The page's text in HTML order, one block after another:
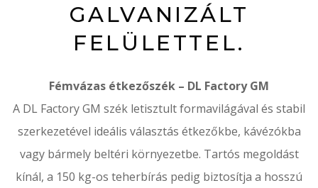
GALVANIZÁLT
FELÜLETTEL.
Fémvázas étkezőszék – DL Factory GM
A DL Factory GM szék letisztult formavilágával és stabil
szerkezetével ideális választás étkezőkbe, kávézókba
vagy bármely beltéri környezetbe. Tartós megoldást
kínál, a 150 kg-os teherbírás pedig biztosítja a hosszú